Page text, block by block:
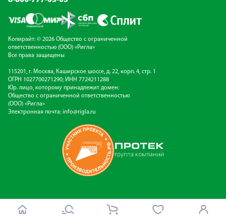
Копирайт: © 2026 Общество с ограниченной
ответственностью (ООО) «Ригла»
Все права защищены
115201, г. Москва, Каширское шоссе, д. 22, корп. 4, стр. 1
ОГРН 1027700271290; ИНН 7724211288
Юр. лицо, которому принадлежит домен:
Общество с ограниченной ответственностью
(ООО) «Ригла»
Электронная почта: info@rigla.ru